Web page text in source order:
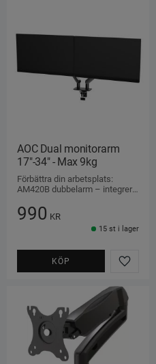
AOC Dual monitorarm
17"-34" - Max 9kg
Förbättra din arbetsplats:
AM420B dubbelarm – integrera
och håll ordning på kablarna.
990 KR
Lägg
15 st i lager
KÖP